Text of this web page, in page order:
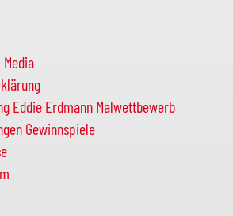
Eddie Erdmann Malwettbewerb
Gewinnspiele